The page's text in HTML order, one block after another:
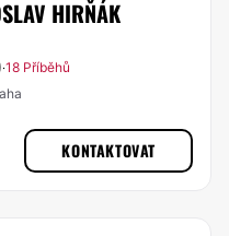
HIRŇÁK
·18 Příběhů
KONTAKTOVAT